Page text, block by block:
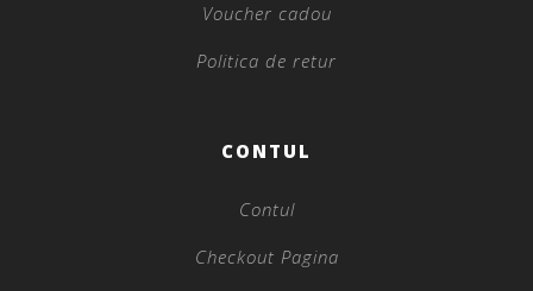
Voucher cadou
Politica de retur
CONTUL
Contul
Checkout Pagina